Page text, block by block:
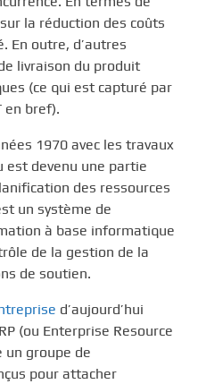
la réduction des coûts
En outre, d’autres
livraison du produit
(ce qui est capturé par
en bref).
1970 avec les travaux
est devenu une partie
des ressources
un système de
à base informatique
de la gestion de la
de soutien.
d’aujourd’hui
(ou Enterprise Resource
un groupe de
pour attacher